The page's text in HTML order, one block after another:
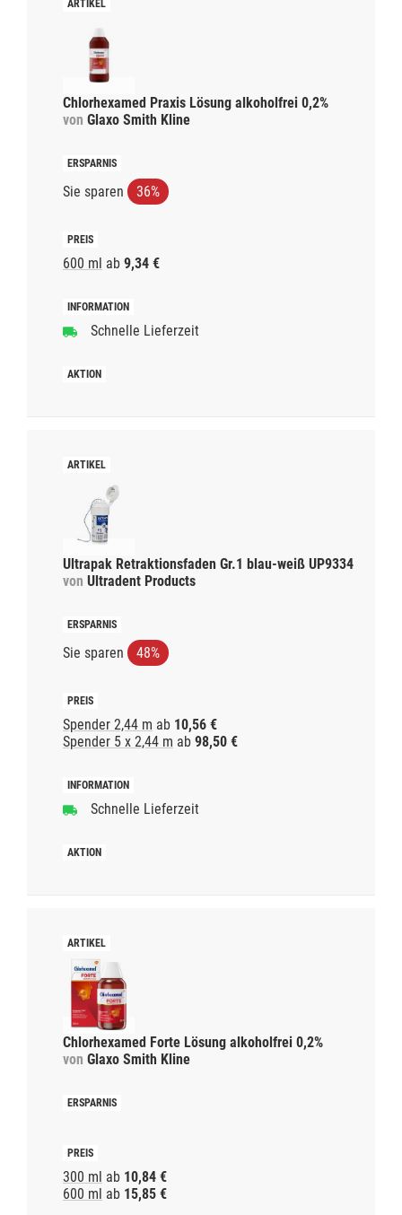
Chlorhexamed Praxis Lösung alkoholfrei 0,2%
von Glaxo Smith Kline
Sie sparen 36%
600 ml ab 9,34 €
Schnelle Lieferzeit
Ultrapak Retraktionsfaden Gr.1 blau-weiß UP9334
von Ultradent Products
Sie sparen 48%
Spender 2,44 m ab 10,56 €
Spender 5 x 2,44 m ab 98,50 €
Schnelle Lieferzeit
Chlorhexamed Forte Lösung alkoholfrei 0,2%
von Glaxo Smith Kline
300 ml ab 10,84 €
600 ml ab 15,85 €